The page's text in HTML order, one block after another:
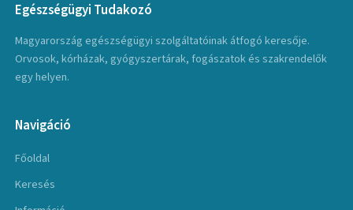
Egészségügyi Tudakozó
Magyarország egészségügyi szolgáltatóinak átfogó keresője.
Orvosok, kórházak, gyógyszertárak, fogászatok és szakrendelők
egy helyen.
Navigáció
Főoldal
Keresés